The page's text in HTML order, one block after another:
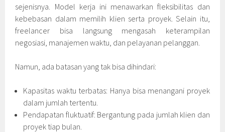
sejenisnya. Model kerja ini menawarkan fleksibilitas dan
kebebasan dalam memilih klien serta proyek. Selain itu,
freelancer bisa langsung mengasah keterampilan
negosiasi, manajemen waktu, dan pelayanan pelanggan.
Namun, ada batasan yang tak bisa dihindari:
Kapasitas waktu terbatas: Hanya bisa menangani proyek
dalam jumlah tertentu.
Pendapatan fluktuatif: Bergantung pada jumlah klien dan
proyek tiap bulan.